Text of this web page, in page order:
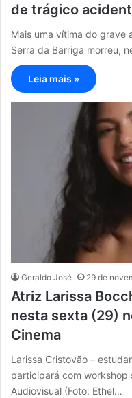
de trágico
Mais uma vítima do grave
Serra da Barriga morreu,
Leia mais »
Geraldo José 29 de
Atriz Larissa
nesta sexta (29)
Cinema
Larissa Cristovão –
participará com workshop
Audiovisual (Foto: Ethel…